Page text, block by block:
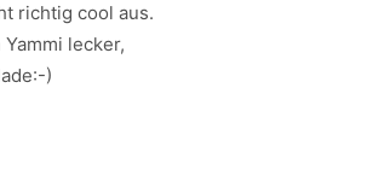
richtig cool aus.
lecker,
)